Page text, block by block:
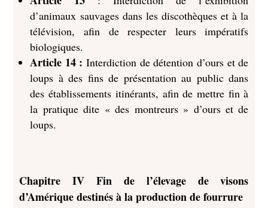
d’animaux sauvages dans les discothèques et à la
télévision, afin de respecter leurs impératifs
biologiques.
Article 14 : Interdiction de détention d’ours et de
loups à des fins de présentation au public dans
des établissements itinérants, afin de mettre fin à
la pratique dite « des montreurs » d’ours et de
loups.
Chapitre IV Fin de l’élevage de visons
d’Amérique destinés à la production de fourrure